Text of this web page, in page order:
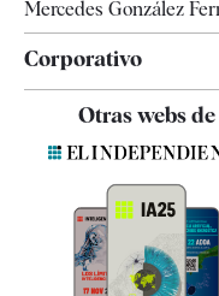
Mercedes González
Corporativo
Contacto
Quiénes somos
Especificaciones
Otras webs de